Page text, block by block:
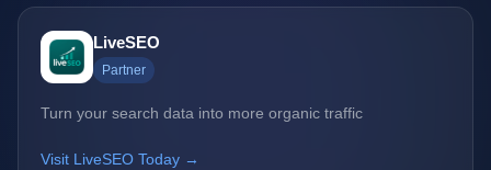
LiveSEO
Partner
Turn your search data into more organic traffic
Visit LiveSEO Today →